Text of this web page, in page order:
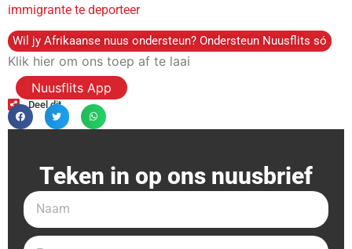
immigrante te deporteer
Wil jy Afrikaanse nuus ondersteun? Ondersteun Nuusflits só
Klik hier om ons toep af te laai
Nuusflits App
Deel dit
Teken in op ons nuusbrief